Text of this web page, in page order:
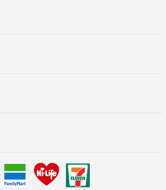
．TMBA共同創辦人
．心理學者